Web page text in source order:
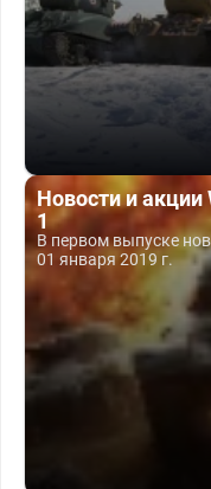
Новости и акции
1
В первом выпуске
01 января 2019 г.